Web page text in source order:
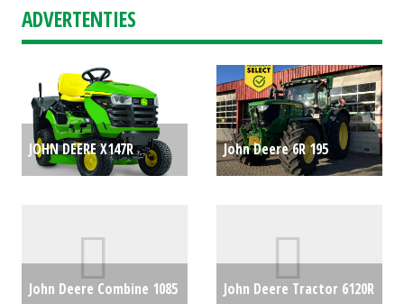
ADVERTENTIES
JOHN DEERE X147R
John Deere 6R 195
John Deere Combine 1085
John Deere Tractor 6120R